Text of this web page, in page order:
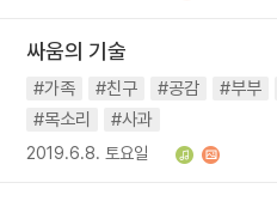
싸움의 기술
#가족 #친구 #공감 #부부
#목소리
#사과
2019.6.8. 토요일